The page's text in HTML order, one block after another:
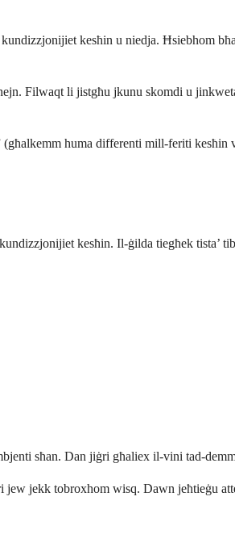
kesħin u niedja. Ħsiebhom
Filwaqt li jistgħu jkunu skomdi u
huma differenti mill-feriti
kesħin. Il-ġilda tiegħek tista’
sħan. Dan jiġri għaliex il-vini tad-
jekk tobroxhom wisq. Dawn jeħtieġu